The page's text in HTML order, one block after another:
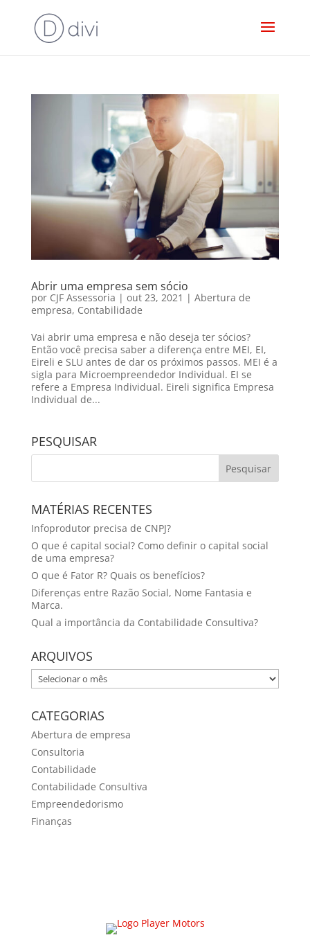
Abrir uma empresa sem sócio
por CJF Assessoria | out 23, 2021 | Abertura de
empresa, Contabilidade
Vai abrir uma empresa e não deseja ter sócios?
Então você precisa saber a diferença entre MEI, EI,
Eireli e SLU antes de dar os próximos passos. MEI é a
sigla para Microempreendedor Individual. EI se
refere a Empresa Individual. Eireli significa Empresa
Individual de...
PESQUISAR
MATÉRIAS RECENTES
Infoprodutor precisa de CNPJ?
O que é capital social? Como definir o capital social
de uma empresa?
O que é Fator R? Quais os benefícios?
Diferenças entre Razão Social, Nome Fantasia e
Marca.
Qual a importância da Contabilidade Consultiva?
ARQUIVOS
ARQUIVOS
CATEGORIAS
Abertura de empresa
Consultoria
Contabilidade
Contabilidade Consultiva
Empreendedorismo
Finanças